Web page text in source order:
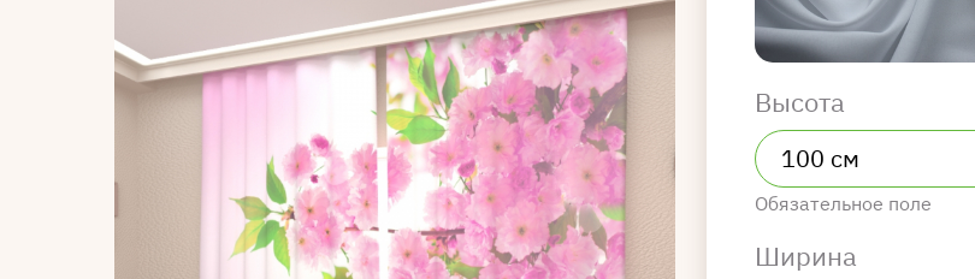
Высота
Обязательное поле
Ширина